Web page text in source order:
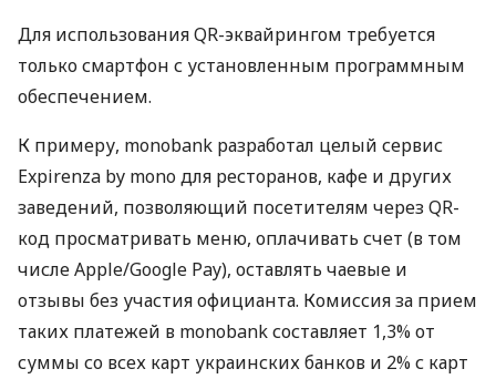
Для использования QR-эквайрингом требуется
только смартфон с установленным программным
обеспечением.
К примеру, monobank разработал целый сервис
Expirenza by mono для ресторанов, кафе и других
заведений, позволяющий посетителям через QR-
код просматривать меню, оплачивать счет (в том
числе Apple/Google Pay), оставлять чаевые и
отзывы без участия официанта. Комиссия за прием
таких платежей в monobank составляет 1,3% от
суммы со всех карт украинских банков и 2% с карт